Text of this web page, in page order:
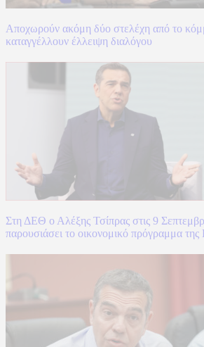
Αποχωρούν ακόμη δύο στελέχη από το
καταγγέλλουν έλλειψη διαλόγου
Στη ΔΕΘ ο Αλέξης Τσίπρας στις 9
παρουσιάσει το οικονομικό πρόγραμμα